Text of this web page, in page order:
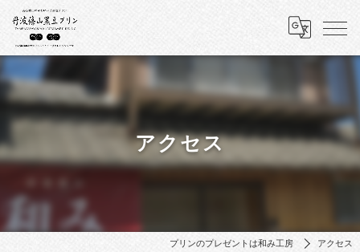
アクセス
プリンのプレゼントは和み工房 アクセス